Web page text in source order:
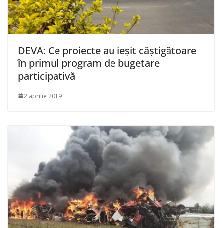
DEVA: Ce proiecte au ieșit câștigătoare
în primul program de bugetare
participativă
2 aprilie 2019